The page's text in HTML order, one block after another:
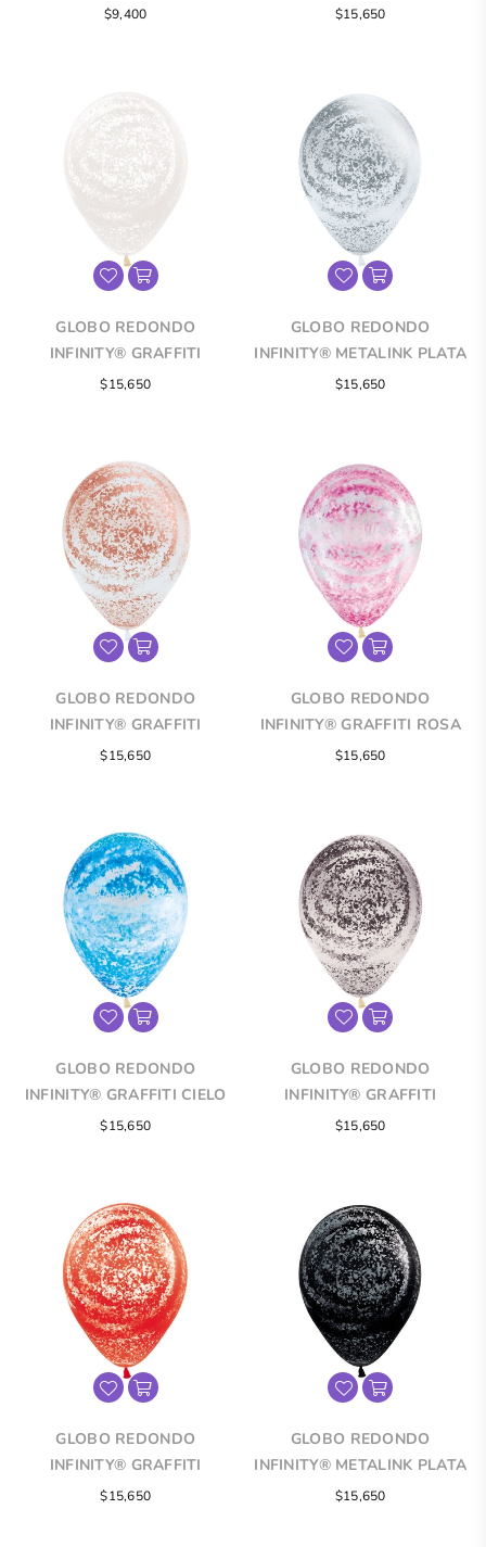
Precio
$9,400
INVIERNO PASTEL MATE
$15,650
GLOBO REDONDO
INFINITY® GRAFFITI
INVIERNO FASHION
$15,650
GLOBO REDONDO
INFINITY® METALINK PLATA
GRAFFITI FASHION BLANCO
$15,650
GLOBO REDONDO
INFINITY® GRAFFITI
DORADO ROSA FASHION
$15,650
GLOBO REDONDO
INFINITY® GRAFFITI ROSA
FASHION TRANSPARENTE
$15,650
GLOBO REDONDO
INFINITY® GRAFFITI CIELO
FASHION TRANSPARENTE
$15,650
GLOBO REDONDO
INFINITY® GRAFFITI
MARMOL FASHION
$15,650
GLOBO REDONDO
INFINITY® GRAFFITI
INVIERNO FASHION ROJO
Precio
$15,650
GLOBO REDONDO
INFINITY® METALINK PLATA
GRAFFITI FASHION NEGRO
$15,650